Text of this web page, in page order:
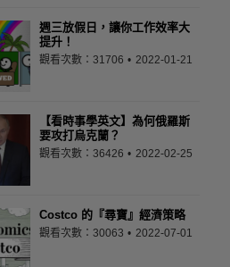
週三放假日，讓你工作效率大
提升！
觀看次數：31706 2022-01-21
【看時事學英文】為何俄羅斯
要攻打烏克蘭？
觀看次數：36426 2022-02-25
Costco 的『尋寶』經濟策略
觀看次數：30063 2022-07-01